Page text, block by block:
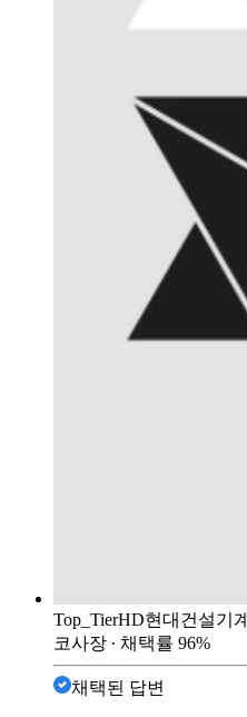
Top_TierHD현대건설기계
코사장 ∙ 채택률 96%
채택된 답변